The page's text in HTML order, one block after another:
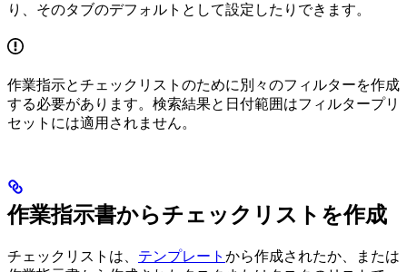
り、そのタブのデフォルトとして設定したりできます。
作業指示とチェックリストのために別々のフィルターを作成
する必要があります。検索結果と日付範囲はフィルタープリ
セットには適用されません。
作業指示書からチェックリストを作成
チェックリストは、 テンプレート から作成されたか、または